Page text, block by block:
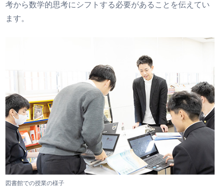
考から数学的思考にシフトする必要があることを伝えてい
ます。
図書館での授業の様子